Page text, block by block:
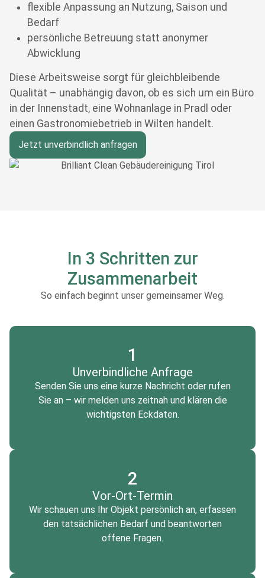
flexible Anpassung an Nutzung, Saison und
Bedarf
persönliche Betreuung statt anonymer
Abwicklung
Diese Arbeitsweise sorgt für gleichbleibende
Qualität – unabhängig davon, ob es sich um ein Büro
in der Innenstadt, eine Wohnanlage in Pradl oder
einen Gastronomiebetrieb in Wilten handelt.
Jetzt unverbindlich anfragen
In 3 Schritten zur
Zusammenarbeit
So einfach beginnt unser gemeinsamer Weg.
1
Unverbindliche Anfrage
Senden Sie uns eine kurze Nachricht oder rufen
Sie an – wir melden uns zeitnah und klären die
wichtigsten Eckdaten.
2
Vor-Ort-Termin
Wir schauen uns Ihr Objekt persönlich an, erfassen
den tatsächlichen Bedarf und beantworten
offene Fragen.